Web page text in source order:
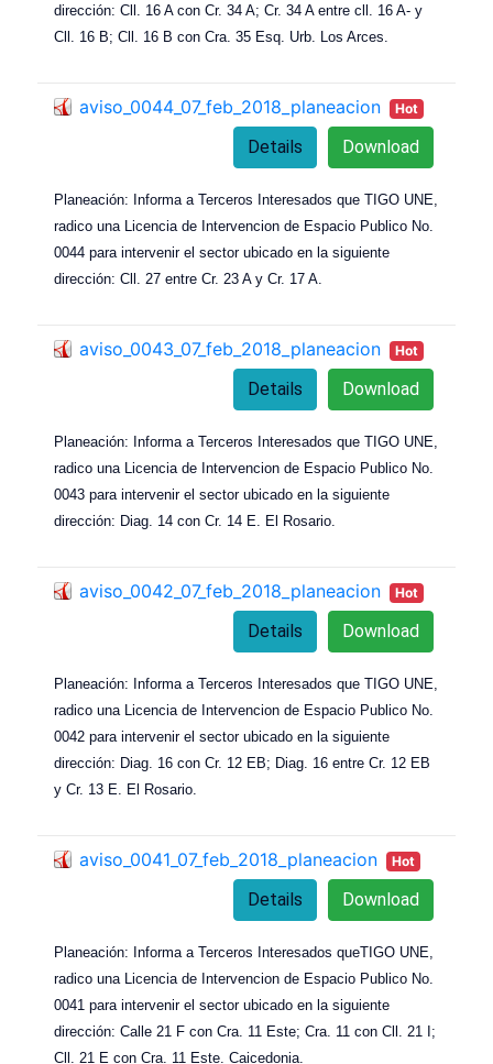
dirección: Cll. 16 A con Cr. 34 A; Cr. 34 A entre cll. 16 A- y
Cll. 16 B; Cll. 16 B con Cra. 35 Esq. Urb. Los Arces.
aviso_0044_07_feb_2018_planeacion Hot
Download
Details
Planeación: Informa a Terceros Interesados que TIGO UNE,
radico una Licencia de Intervencion de Espacio Publico No.
0044 para intervenir el sector ubicado en la siguiente
dirección: Cll. 27 entre Cr. 23 A y Cr. 17 A.
aviso_0043_07_feb_2018_planeacion Hot
Download
Details
Planeación: Informa a Terceros Interesados que TIGO UNE,
radico una Licencia de Intervencion de Espacio Publico No.
0043 para intervenir el sector ubicado en la siguiente
dirección: Diag. 14 con Cr. 14 E. El Rosario.
aviso_0042_07_feb_2018_planeacion Hot
Download
Details
Planeación: Informa a Terceros Interesados que TIGO UNE,
radico una Licencia de Intervencion de Espacio Publico No.
0042 para intervenir el sector ubicado en la siguiente
dirección: Diag. 16 con Cr. 12 EB; Diag. 16 entre Cr. 12 EB
y Cr. 13 E. El Rosario.
aviso_0041_07_feb_2018_planeacion Hot
Download
Details
Planeación: Informa a Terceros Interesados queTIGO UNE,
radico una Licencia de Intervencion de Espacio Publico No.
0041 para intervenir el sector ubicado en la siguiente
dirección: Calle 21 F con Cra. 11 Este; Cra. 11 con Cll. 21 I;
Cll. 21 E con Cra. 11 Este. Caicedonia.